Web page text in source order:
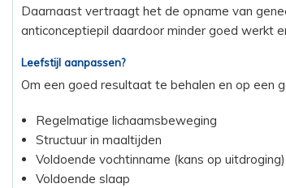
Daarnaast vertraagt het de opname van
anticonceptiepil daardoor minder goed werkt
Leefstijl aanpassen?
Om een goed resultaat te behalen en op een
Regelmatige lichaamsbeweging
Structuur in maaltijden
Voldoende vochtinname (kans op uitdroging)
Voldoende slaap